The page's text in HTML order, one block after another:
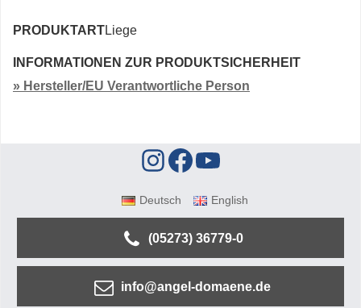
PRODUKTARTLiege
INFORMATIONEN ZUR PRODUKTSICHERHEIT
» Hersteller/EU Verantwortliche Person
Deutsch English
(05273) 36779-0
info@angel-domaene.de